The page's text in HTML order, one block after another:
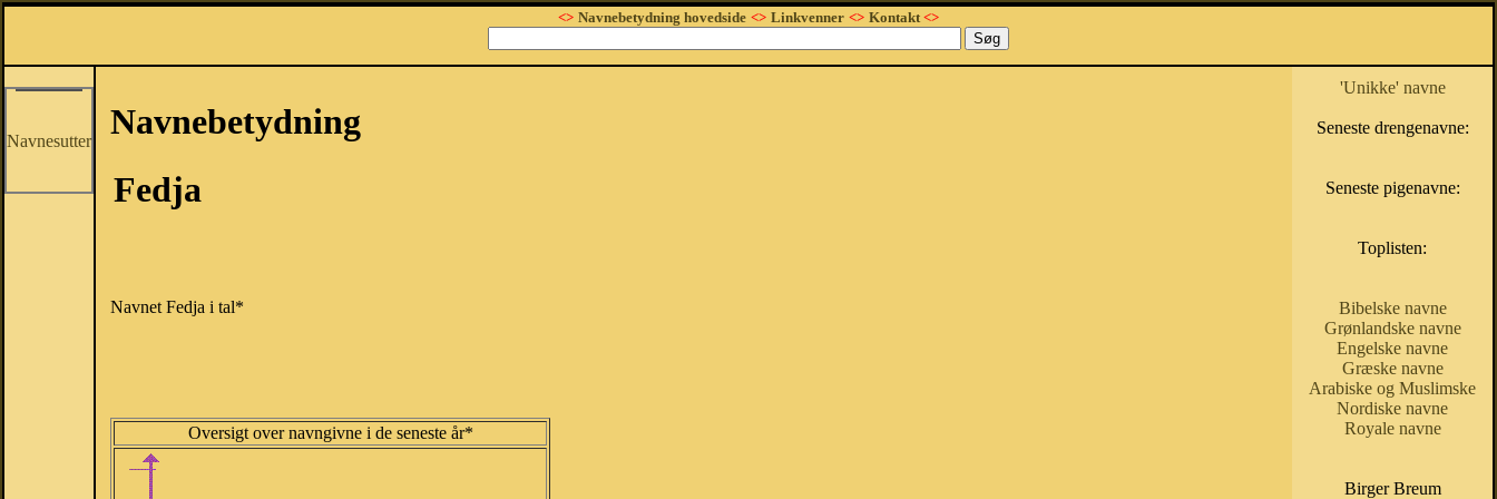
<> Navnebetydning hovedside <> Linkvenner <> Kontakt<>
Navnesutter
Navnebetydning
Fedja
Navnet Fedja i tal*
Oversigt over navngivne i de seneste år*
'Unikke' navne
Seneste drengenavne:
Seneste pigenavne:
Toplisten:
Bibelske navne
Grønlandske navne
Engelske navne
Græske navne
Arabiske og Muslimske
Nordiske navne
Royale navne
Birger Breum